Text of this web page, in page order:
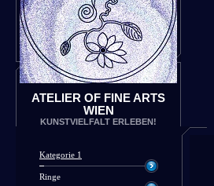
ATELIER OF FINE ARTS
WIEN
KUNSTVIELFALT ERLEBEN!
Kategorie 1
Ringe